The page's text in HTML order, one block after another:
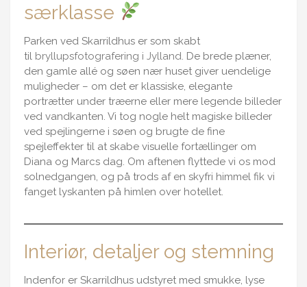
særklasse
Parken ved Skarrildhus er som skabt
til bryllupsfotografering i Jylland . De brede plæner,
den gamle allé og søen nær huset giver uendelige
muligheder – om det er klassiske, elegante
portrætter under træerne eller mere legende billeder
ved vandkanten. Vi tog nogle helt magiske billeder
ved spejlingerne i søen og brugte de fine
spejleffekter til at skabe visuelle fortællinger om
Diana og Marcs dag. Om aftenen flyttede vi os mod
solnedgangen, og på trods af en skyfri himmel fik vi
fanget lyskanten på himlen over hotellet.
Interiør, detaljer og stemning
Indenfor er Skarrildhus udstyret med smukke, lyse